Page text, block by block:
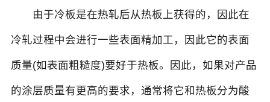
由于冷板是在热轧后从热板上获得的，因此在
冷轧过程中会进行一些表面精加工，因此它的表面
质量(如表面粗糙度)要好于热板。因此，如果对产品
的涂层质量有更高的要求，通常将它和热板分为酸